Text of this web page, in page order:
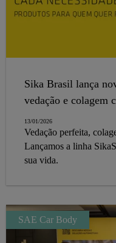
Sika Brasil lança
vedação e colagem
13/01/2026
Vedação perfeita,
Lançamos a linha
sua vida.
SAE Car Body